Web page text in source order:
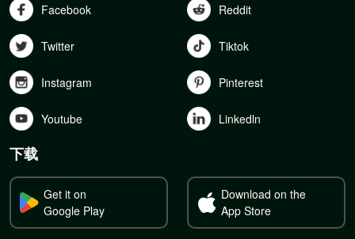
Facebook Reddit
Twitter Tiktok
Instagram Pinterest
Youtube Linkedln
下载
Get it on
Google Play
Download on the
App Store